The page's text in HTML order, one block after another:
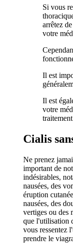
Si vous
arrêtez
votre
Il est
Il est
votre
Cialis
Ne prenez
important de
indésirables,
nausées, des
éruption
nausées, des
vertiges ou des
que l'utilisation
vous ressentez
prendre le